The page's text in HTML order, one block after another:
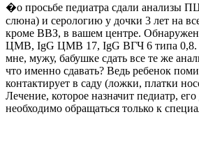
�о просьбе педиатра сдали анализы
слюна) и серологию у дочки 3 лет на
кроме ВВЗ, в вашем центре.
ЦМВ, IgG ЦМВ 17, IgG ВГЧ 6 типа 0,8.
мне, мужу, бабушке сдать все те же
что именно сдавать? Ведь ребенок
контактирует в саду (ложки, платки
Лечение, которое назначит педиатр,
необходимо обращаться только к